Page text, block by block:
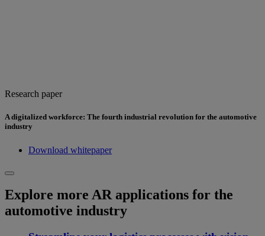
Research paper
A digitalized workforce: The fourth industrial revolution for the automotive
industry
Download whitepaper
Explore more AR applications for the
automotive industry